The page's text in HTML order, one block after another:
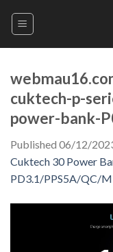
cuktech-p-
power-bank-
Published 06/12/
Cuktech 30 Power
PD3.1/PPS5A/QC/